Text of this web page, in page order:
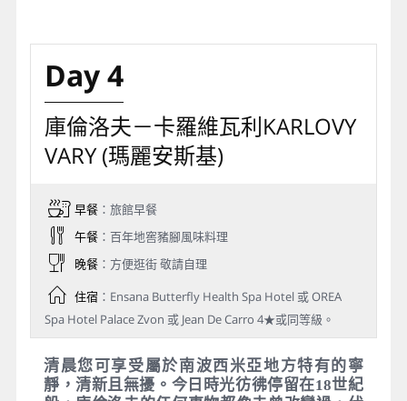
Day 4
庫倫洛夫－卡羅維瓦利KARLOVY
VARY (瑪麗安斯基)
早餐：旅館早餐
午餐：百年地窖豬腳風味料理
晚餐：方便逛街 敬請自理
住宿：Ensana Butterfly Health Spa Hotel 或 OREA
Spa Hotel Palace Zvon 或 Jean De Carro 4★或同等級。
清晨您可享受屬於南波西米亞地方特有的寧
靜，清新且無擾。今日時光彷彿停留在18世紀